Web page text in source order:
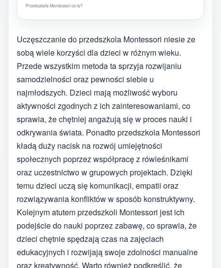
Przedszkole Montessori co to?
Uczęszczanie do przedszkola Montessori niesie ze
sobą wiele korzyści dla dzieci w różnym wieku.
Przede wszystkim metoda ta sprzyja rozwijaniu
samodzielności oraz pewności siebie u
najmłodszych. Dzieci mają możliwość wyboru
aktywności zgodnych z ich zainteresowaniami, co
sprawia, że chętniej angażują się w proces nauki i
odkrywania świata. Ponadto przedszkola Montessori
kładą duży nacisk na rozwój umiejętności
społecznych poprzez współpracę z rówieśnikami
oraz uczestnictwo w grupowych projektach. Dzięki
temu dzieci uczą się komunikacji, empatii oraz
rozwiązywania konfliktów w sposób konstruktywny.
Kolejnym atutem przedszkoli Montessori jest ich
podejście do nauki poprzez zabawę, co sprawia, że
dzieci chętnie spędzają czas na zajęciach
edukacyjnych i rozwijają swoje zdolności manualne
oraz kreatywność. Warto również podkreślić, że